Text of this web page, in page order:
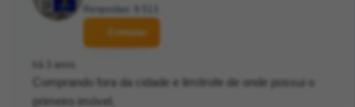
Respostas: 9.513
Contatar
há 3 anos
Comprando fora da cidade e limítrofe de onde possui o
primeiro imóvel.